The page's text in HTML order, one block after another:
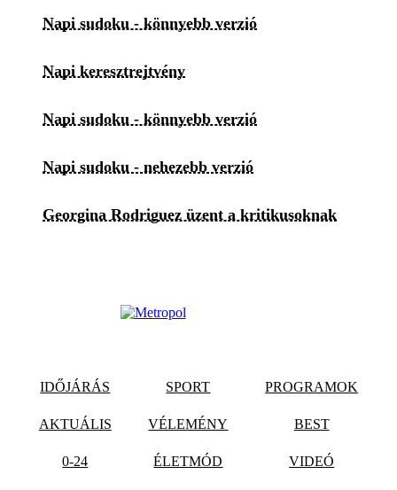
Napi sudoku - könnyebb verzió
Napi keresztrejtvény
Napi sudoku - könnyebb verzió
Napi sudoku - nehezebb verzió
Georgina Rodriguez üzent a kritikusoknak
IDŐJÁRÁS SPORT PROGRAMOK
AKTUÁLIS VÉLEMÉNY BEST
0-24 ÉLETMÓD VIDEÓ